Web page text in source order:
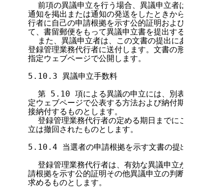
前項の異議申立を行う場合、異議申立者は、登録
通知を掲出または通知の発送をしたときから30日以
行者に自己の申請根拠を示す公的証明および前項の
て、書留郵便をもって異議申立書を提出するものとし
また、異議申立者は、この文書の提出にあわせて
登録管理業務代行者に送付します。文書の形式およ
指定ウェブページで公開します。
5.10.3 異議申立手数料
第 5.10 項による異議の申立には、別表「異議申
定ウェブページで公表する方法および納付期日によ
接納付するものとします。
登録管理業務代行者の定める期日までにこの納付
立は撤回されたものとします。
5.10.4 当選者の申請根拠を示す文書の提出
登録管理業務代行者は、有効な異議申立があった
請根拠を示す公的証明その他異議申立の判断を行う
求めるものとします。